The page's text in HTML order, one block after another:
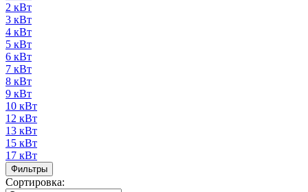
2 кВт
3 кВт
4 кВт
5 кВт
6 кВт
7 кВт
8 кВт
9 кВт
10 кВт
12 кВт
13 кВт
15 кВт
17 кВт
Фильтры
Сортировка: